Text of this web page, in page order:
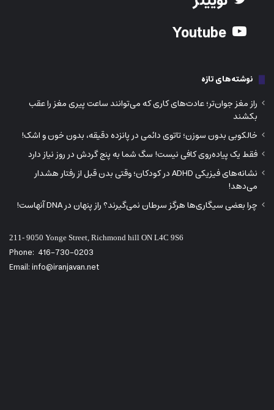
فقط یک پیاده‌روی کافی نیست! سگ شما به پنج گردش در روز نیاز دارد
Phone:416-730-0203